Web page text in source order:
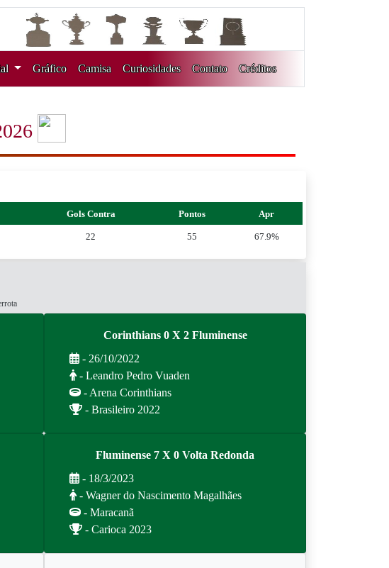
Gráfico Camisa Curiosidades Contato Créditos
Gols Contra Pontos Apr
22 55 67.9%
Corinthians 0 X 2 Fluminense
- 26/10/2022
- Leandro Pedro Vuaden
- Arena Corinthians
- Brasileiro 2022
Fluminense 7 X 0 Volta Redonda
- 18/3/2023
- Wagner do Nascimento Magalhães
- Maracanã
- Carioca 2023